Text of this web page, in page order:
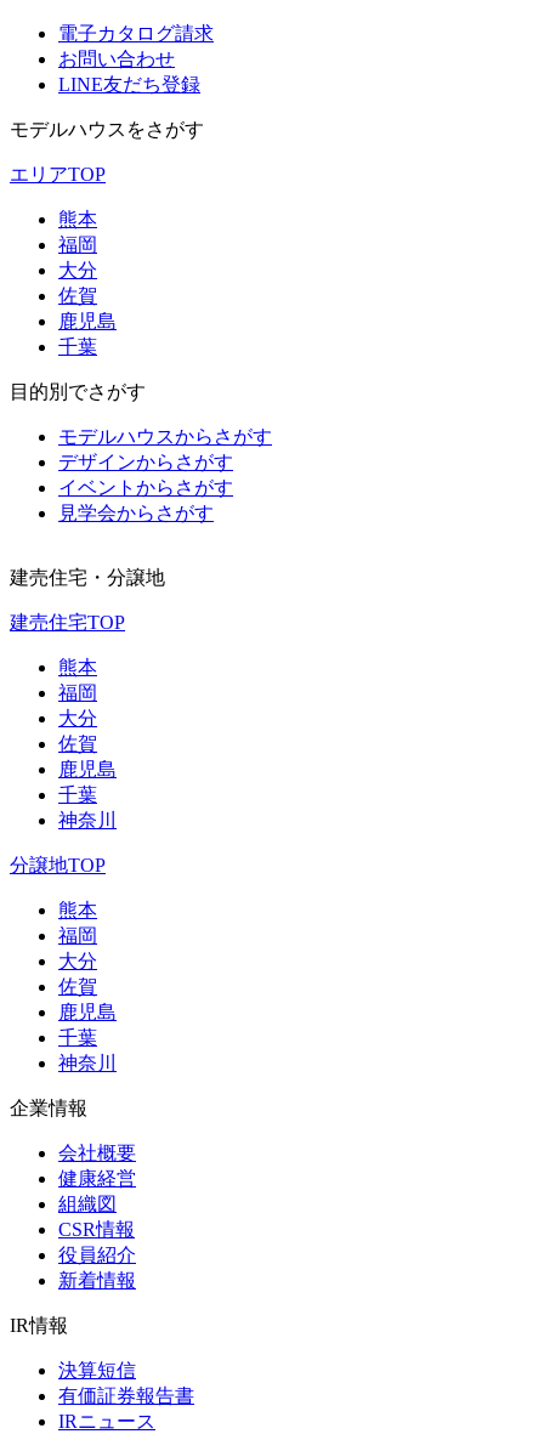
電子カタログ請求
お問い合わせ
LINE友だち登録
モデルハウスをさがす
エリアTOP
熊本
福岡
大分
佐賀
鹿児島
千葉
目的別でさがす
モデルハウスからさがす
デザインからさがす
イベントからさがす
見学会からさがす
建売住宅・分譲地
建売住宅TOP
熊本
福岡
大分
佐賀
鹿児島
千葉
神奈川
分譲地TOP
熊本
福岡
大分
佐賀
鹿児島
千葉
神奈川
企業情報
会社概要
健康経営
組織図
CSR情報
役員紹介
新着情報
IR情報
決算短信
有価証券報告書
IRニュース